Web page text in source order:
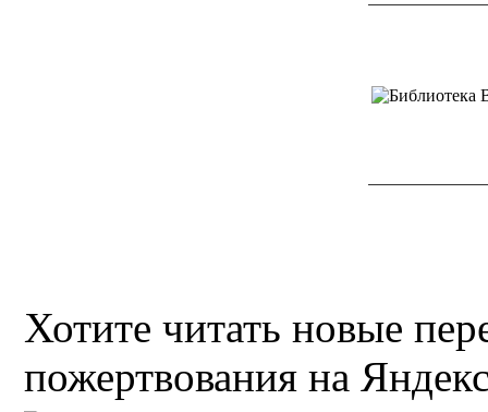
Хотите читать новые
пожертвования на